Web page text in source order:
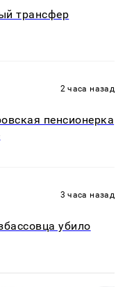
трансфер
2 часа назад
пенсионерка
3 часа назад
убило